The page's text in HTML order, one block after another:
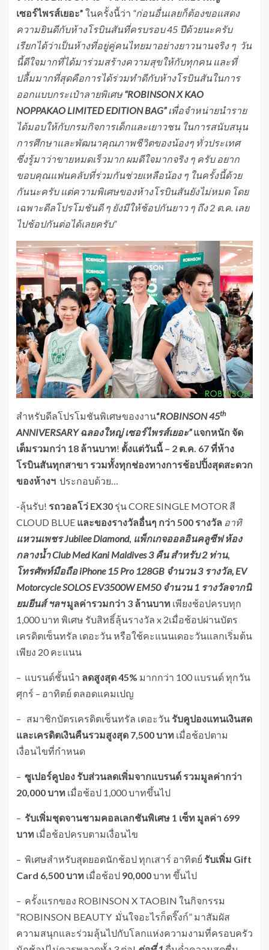
เซอร์ไพรส์เยอะ” ในครั้งนี้ว่า “ก่อนอื่นเลยก็ต้องขอแสดง
ความยินดีกับห้างโรบินสันที่ครบรอบ45 ปีด้วยนะครับ
เรียกได้ว่าเป็นห้างที่อยู่คู่คนไทยมาอย่างยาวนานจริง ๆ วัน
นี้ดีใจมากที่ได้มาร่วมสร้างความสุขให้กับทุกคน และที่
ปลื้มมากที่สุดคือการได้ร่วมทำดีกับห้างโรบินสันในการ
ออกแบบกระเป๋าลายพิเศษ“ROBINSON X KAO
NOPPAKAO LIMITED EDITION BAG”เพื่อจำหน่ายนำราย
ได้มอบให้กับกรมกิจการเด็กและเยาวชน ในการสนับสนุน
การศึกษาและพัฒนาคุณภาพชีวิตของน้องๆ ทั่วประเทศ
ซึ่งรู้มาว่าขายหมดเร็วมาก ผมดีใจมากจริง ๆ ครับ อยาก
ขอบคุณแฟนคลับที่ร่วมกันช่วยเหลือน้อง ๆ ในครั้งนี้ด้วย
กันนะครับ แต่ความพิเศษของห้างโรบินสันยังไม่หมด โดย
เฉพาะดีลโปรโมชันดี ๆ ยังมีให้ช้อปกันยาว ๆ ถึง2 ต.ค. เลย
ไปช้อปกันต่อได้เลยครับ”
สำหรับดีลโปรโมชันพิเศษของงาน“ROBINSON 45th
ANNIVERSARY ฉลองใหญ่ เซอร์ไพรส์เยอะ” แจกหนัก จัด
เต็มรวมกว่า 18 ล้านบาท! ตั้งแต่วันนี้– 2 ต.ค. 67 ที่ห้าง
โรบินสันทุกสาขา รวมทั้งทุกช่องทางการช้อปปิ้งสุดสะดวก
ของห้างฯ ประกอบด้วย…
-ลุ้นรับ! รถวอลโว่ EX30 รุ่น CORE SINGLE MOTOR สี
CLOUD BLUE และของรางวัลอื่นๆ กว่า 500 รางวัล อาทิ
แหวนเพชรJubilee Diamond, แพ็กเกจออลอินคลูซีฟ ห้อง
กลางน้ำ Club Med Kani Maldives 3 คืน สำหรับ 2 ท่าน,
โทรศัพท์มือถือ iPhone 15 Pro 128GB จำนวน 3 รางวัล, EV
Motorcycle SOLOS EV3500W EM50 จำนวน 1 รางวัลจากนิ
ยมยีนส์ ฯลฯมูลค่ารวมกว่า 3 ล้านบาท เพียงช้อปครบทุก
1,000 บาท พิเศษ รับสิทธิ์ลุ้นรางวัล x 2เมื่อช้อปผ่านบัตร
เครดิตเซ็นทรัล เดอะวัน หรือใช้คะแนนเดอะวันแลกเริ่มต้น
เพียง 20 คะแนน
– แบรนด์ชั้นนำ ลดสูงสุด45% มากกว่า 100 แบรนด์ ทุกวัน
ศุกร์ – อาทิตย์ ตลอดแคมเปญ
– สมาชิกบัตรเครดิตเซ็นทรัล เดอะวัน รับคูปองแทนเงินสด
และเครดิตเงินคืนรวมสูงสุด 7,500 บาท เมื่อช้อปตาม
เงื่อนไขที่กำหนด
– ซูเปอร์คูปอง รับส่วนลดเพิ่มจากแบรนด์ รวมมูลค่ากว่า
20,000 บาท เมื่อช้อป 1,000 บาทขึ้นไป
– รับเพิ่มชุดจานชามคอลเลกชันพิเศษ 1 เซ็ท มูลค่า 699
บาท เมื่อช้อปครบตามเงื่อนไข
– พิเศษสำหรับสุดยอดนักช้อป ทุกเสาร์ อาทิตย์ รับเพิ่ม Gift
Card 6,500 บาท เมื่อช้อป 90,000บาท ขึ้นไป
– ครั้งแรกของ ROBINSON X TAOBIN ในกิจกรรม
“ROBINSON BEAUTY มั่นใจอะไรก็ดริ๊งก์” มาสัมผัส
ความสนุกและร่วมลุ้นไปกับโลกแห่งความงามที่ครอบครัว